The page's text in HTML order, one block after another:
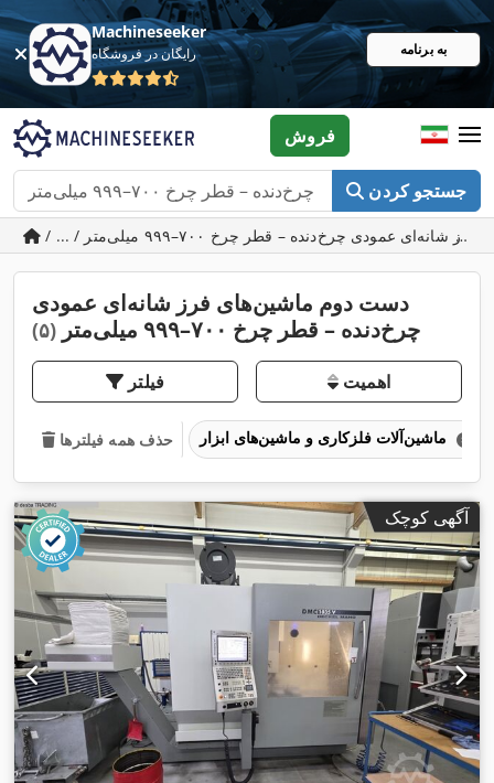
Machineseeker
رایگان در فروشگاه به برنامه
جستجو کردن
فروش
دست دوم ماشین‌های فرز شانه‌ای عمودی
چرخ‌دنده – قطر چرخ ۷۰۰–۹۹۹ میلی‌متر
(۵)
فیلتر اهمیت
حذف همه فیلترها
آگهی کوچک